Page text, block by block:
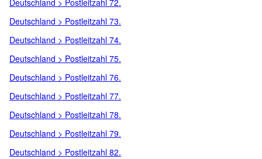
Deutschland > Postleitzahl 72.
Deutschland > Postleitzahl 73.
Deutschland > Postleitzahl 74.
Deutschland > Postleitzahl 75.
Deutschland > Postleitzahl 76.
Deutschland > Postleitzahl 77.
Deutschland > Postleitzahl 78.
Deutschland > Postleitzahl 79.
Deutschland > Postleitzahl 82.